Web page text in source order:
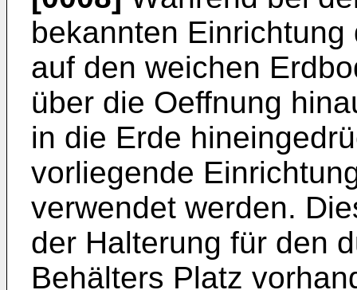
bekannten
auf den weichen
über die Oeffnung
in die Erde
vorliegende
verwendet werden.
der Halterung für den
Behälters Platz